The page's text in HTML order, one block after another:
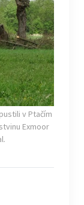
v Ptačím
Exmoor